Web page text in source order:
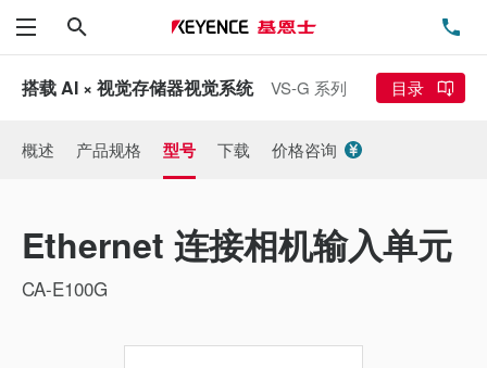
菜单
搭载 AI × 视觉存储器视觉系统 VS-G 系列 目录
概述 产品规格 型号 下载 价格咨询
Ethernet 连接相机输入单元
CA-E100G